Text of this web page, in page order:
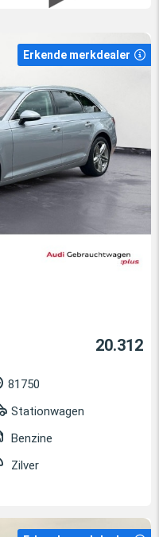
Erkende merkdealer
20.312
81750
Stationwagen
Benzine
Zilver